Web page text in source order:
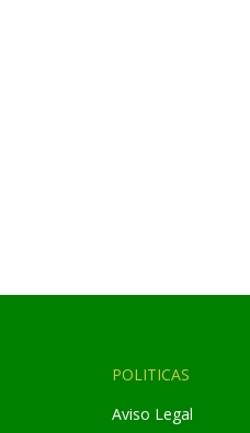
POLITICAS
Aviso Legal